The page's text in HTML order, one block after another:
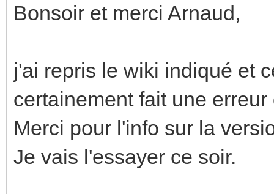
Bonsoir et merci Arnaud,
j'ai repris le wiki indiqué et
certainement fait une
Merci pour l'info sur la
Je vais l'essayer ce soir.